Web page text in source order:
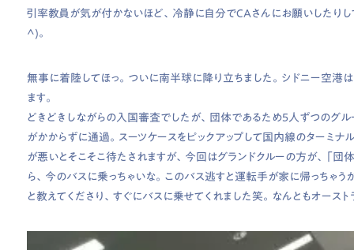
引率教員が気が付かないほど、冷静に自分でCAさんにお願いしたり
^)。
無事に着陸してほっ。ついに南半球に降り立ちました。シドニー空港
ます。
どきどきしながらの入国審査でしたが、団体であるため５人ずつのグ
がかからずに通過。スーツケースをピックアップして国内線のターミナ
が悪いとそこそこ待たされますが、今回はグランドクルーの方が、「団
ら、今のバスに乗っちゃいな。このバス逃すと運転手が家に帰っちゃう
と教えてくださり、すぐにバスに乗せてくれました笑。なんともオース